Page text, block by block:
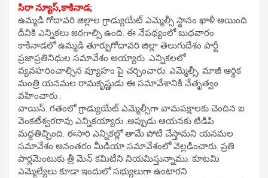
సిరా న్యూస్,కాకినాడ;
ఉమ్మడి గోదావరి జిల్లాల గ్రాడ్యుయేట్ ఎమ్మెల్సీ స్థానం ఖాళీ అయింది.
దీనికి ఎన్నికలు జరగాల్సి ఉంది. ఈ నేపథ్యంలో బుధవారం
కాకినాడలో ఉమ్మడి తూర్పుగోదావరి జిల్లా తెలుగుదేశం పార్టీ
ప్రజాప్రతినిధుల సమావేశం అయ్యారు .ఎన్నికలలో
వ్యవహరించాల్సిన వ్యూహం పై చర్చించారు. ఎమ్మెల్సీ, మాజీ ఆర్థిక
మంత్రి యనమల రామకృష్ణుడు ఈ సమావేశానికి నేతృత్వం
వహించారు .
వాయిస్: గతంలో గ్రాడ్యుయేట్ ఎమ్మెల్సీగా వామపక్షాలకు చెందిన ఐ
వెంకటేశ్వరరావు ఎన్నికయ్యారు .అప్పుడు ఆయనకు టిడిపి
మద్దతిచ్చింది. ఈసారి ఎన్నికల్లో తామే పోటీ చేస్తామని యనమల
సమావేశం అనంతరం మీడియా సమావేశంలో వెల్లడించారు. ప్రతి
పార్లమెంటుకు త్రీ మెన్ కమిటీని నియమిస్తున్నాము. కూటమి
ఎమ్మెల్యేలు కూడా ఇందులో సభ్యులుగా ఉంటారని